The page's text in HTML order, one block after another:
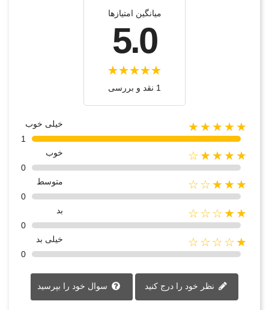
میانگین امتیازها
5.0
1 نقد و بررسی
★★★★★
خیلی خوب
1
★★★★☆
خوب
0
★★★☆☆
متوسط
0
★★☆☆☆
بد
0
★☆☆☆☆
خیلی بد
0
سوال خود را بپرسید